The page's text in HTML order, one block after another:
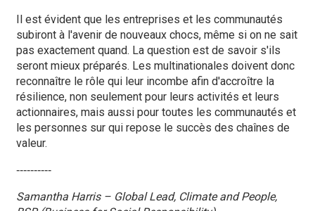
Il est évident que les entreprises et les communautés
subiront à l'avenir de nouveaux chocs, même si on ne sait
pas exactement quand. La question est de savoir s'ils
seront mieux préparés. Les multinationales doivent donc
reconnaître le rôle qui leur incombe afin d'accroître la
résilience, non seulement pour leurs activités et leurs
actionnaires, mais aussi pour toutes les communautés et
les personnes sur qui repose le succès des chaînes de
valeur.
‑‑‑‑‑‑‑‑‑‑
Samantha Harris – Global Lead, Climate and People,